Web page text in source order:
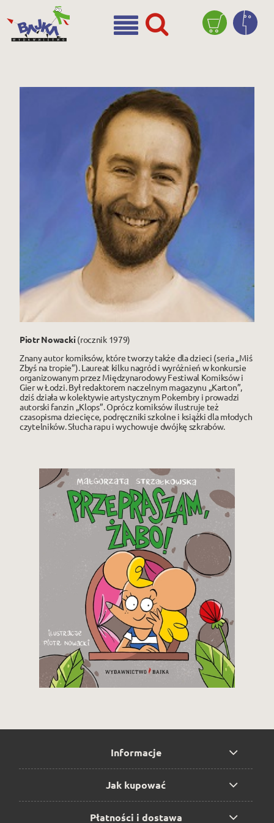
Piotr Nowacki (rocznik 1979)
Znany autor komiksów, które tworzy także dla dzieci (seria „Miś
Zbyś na tropie”). Laureat kilku nagród i wyróżnień w konkursie
organizowanym przez Międzynarodowy Festiwal Komiksów i
Gier w Łodzi. Był redaktorem naczelnym magazynu „Karton”,
dziś działa w kolektywie artystycznym Pokembry i prowadzi
autorski fanzin „Klops”. Oprócz komiksów ilustruje też
czasopisma dziecięce, podręczniki szkolne i książki dla młodych
czytelników. Słucha rapu i wychowuje dwójkę szkrabów.
19,90 zł
Zobacz i kup
Informacje
Jak kupować
Płatności i dostawa